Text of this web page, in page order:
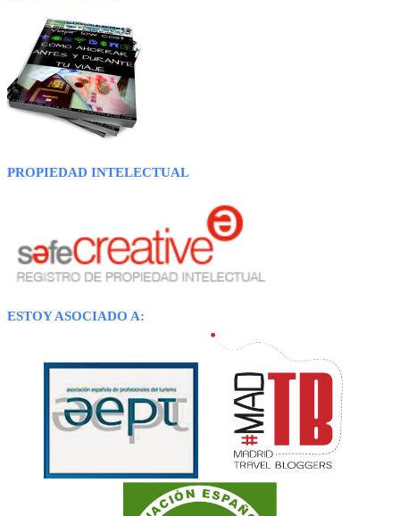
PROPIEDAD INTELECTUAL
ESTOY ASOCIADO A: